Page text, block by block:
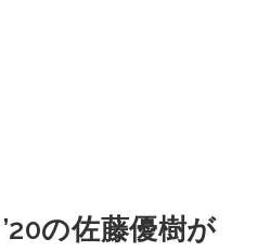
の佐藤優樹が